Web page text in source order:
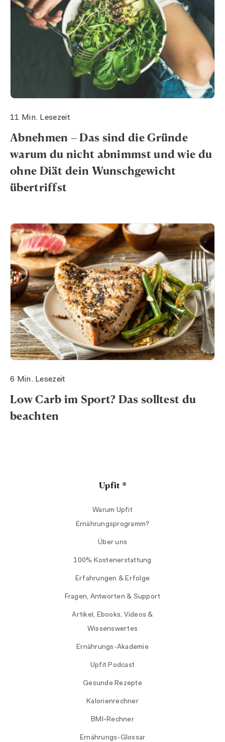
Abnehmen – Das sind die Gründe
warum du nicht abnimmst und wie du
ohne Diät dein Wunschgewicht
übertriffst
11 Min. Lesezeit
Low Carb im Sport? Das solltest du
beachten
6 Min. Lesezeit
Upfit ®
Warum Upfit
Ernährungsprogramm?
Über uns
100% Kostenerstattung
Erfahrungen & Erfolge
Fragen, Antworten & Support
Artikel, Ebooks, Videos &
Wissenswertes
Ernährungs-Akademie
Upfit Podcast
Gesunde Rezepte
Kalorienrechner
BMI-Rechner
Ernährungs-Glossar